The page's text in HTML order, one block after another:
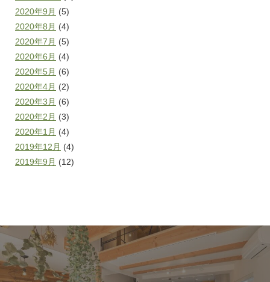
2020年9月 (5)
2020年8月 (4)
2020年7月 (5)
2020年6月 (4)
2020年5月 (6)
2020年4月 (2)
2020年3月 (6)
2020年2月 (3)
2020年1月 (4)
2019年12月 (4)
2019年9月 (12)